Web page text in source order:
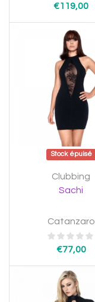
€119,00
Stock épuisé
Clubbing
Sachi
Catanzaro
€77,00